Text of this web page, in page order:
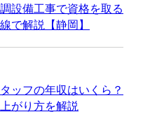
設備工事で資格を取る
で解説【静岡】
ッフの年収はいくら？
がり方を解説